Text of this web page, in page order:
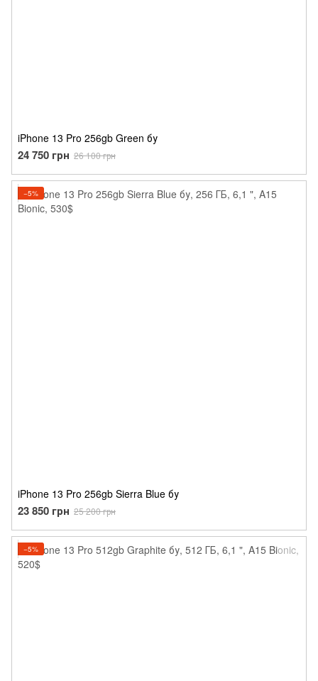
iPhone 13 Pro 256gb Green бу
24 750 грн 26 100 грн
−5%
iPhone 13 Pro 256gb Sierra Blue бу
23 850 грн 25 200 грн
−5%